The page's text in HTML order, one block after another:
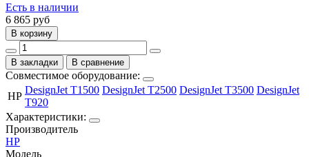
Есть в наличии
6 865 руб
В корзину
В закладки В сравнение
Совместимое оборудование:
HP
DesignJet T1500 DesignJet T2500 DesignJet T3500 DesignJet
T920
Характеристики:
Производитель
HP
Модель